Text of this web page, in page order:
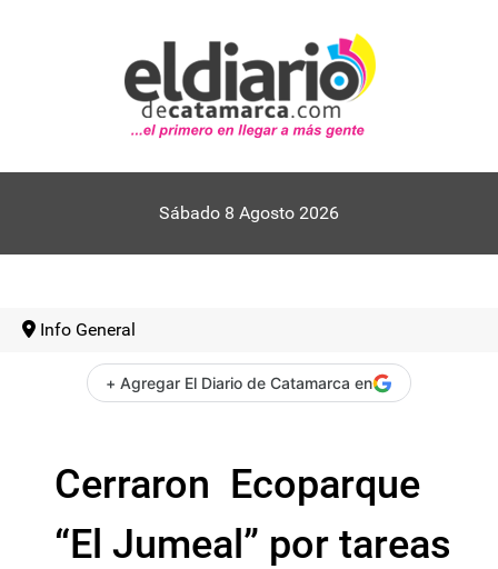
Sábado 8 Agosto 2026
Info General
+ Agregar El Diario de Catamarca en
Cerraron Ecoparque
“El Jumeal” por tareas